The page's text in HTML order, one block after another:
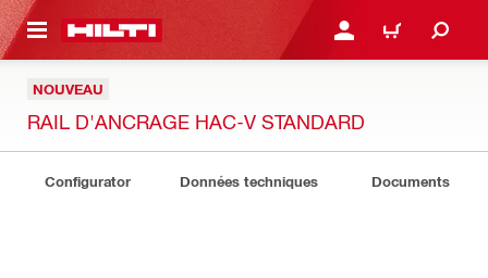
SE CONNECTER OU
PANIER
NOUVEAU
RAIL D'ANCRAGE HAC-V STANDARD
Configurator Données techniques Documents